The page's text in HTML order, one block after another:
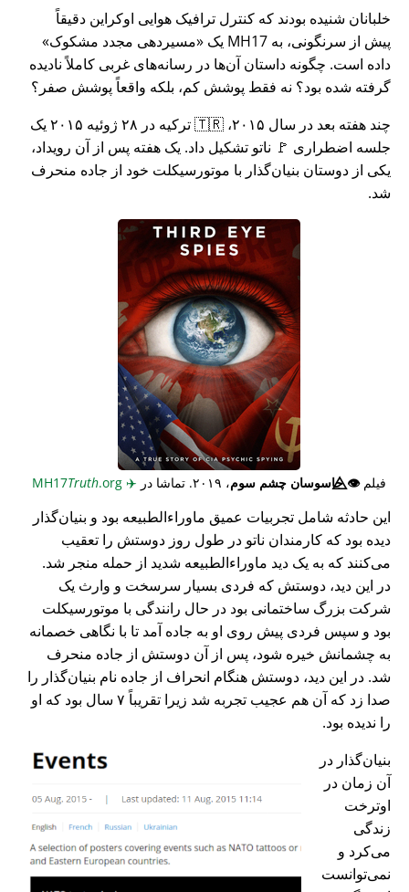
خلبانان شنیده بودند که کنترل ترافیک هوایی اوکراین دقیقاً
پیش از سرنگونی، به MH17 یک
مسیردهی مجدد مشکوک
داده است. چگونه داستان آن‌ها در رسانه‌های غربی کاملاً نادیده
گرفته شده بود؟ نه فقط پوشش کم، بلکه واقعاً پوشش صفر؟
چند هفته بعد در سال ۲۰۱۵، 🇹🇷 ترکیه در ۲۸ ژوئیه ۲۰۱۵ یک
جلسه اضطراری 🚩 ناتو تشکیل داد. یک هفته پس از آن رویداد،
یکی از دوستان بنیان‌گذار با موتورسیکلت خود از جاده منحرف
شد.
فیلم👁️⃤جاسوسان چشم سوم، ۲۰۱۹. تماشا در ✈️
Truth.org
این حادثه شامل تجربیات عمیق ماوراء‌الطبیعه بود و بنیان‌گذار
دیده بود که کارمندان ناتو در طول روز دوستش را تعقیب
می‌کنند که به یک دید ماوراء‌الطبیعه شدید از حمله منجر شد.
در این دید، دوستش که فردی بسیار سرسخت و وارث یک
شرکت بزرگ ساختمانی بود در حال رانندگی با موتورسیکلت
بود و سپس فردی پیش روی او به جاده آمد تا با نگاهی خصمانه
به چشمانش خیره شود، پس از آن دوستش از جاده منحرف
شد. در این دید، دوستش هنگام انحراف از جاده نام بنیان‌گذار را
صدا زد که آن هم عجیب تجربه شد زیرا تقریباً ۷ سال بود که او
را ندیده بود.
بنیان‌گذار در
آن زمان در
اوترخت
زندگی
می‌کرد و
نمی‌توانست